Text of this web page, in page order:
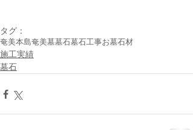
タグ：
奄美本島奄美墓墓石墓石工事お墓石材
施工実績
墓石